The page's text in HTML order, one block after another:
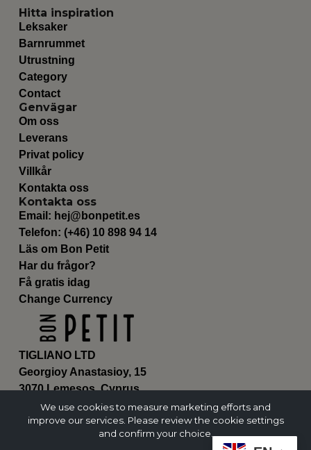
TIGLIANO LTD
Georgioy Anastasioy, 15
3070 Lemesos, Cyprus
ΗΕ 430179
Hitta inspiration
Leksaker
Barnrummet
Utrustning
Category
Contact
Genvägar
Om oss
Leverans
Privat policy
Villkår
Kontakta oss
Kontakta oss
Email: hej@bonpetit.es
Telefon: (+46) 10 898 94 14
Läs om Bon Petit
Har du frågor?
Få gratis idag
Change Currency
We use cookies to measure marketing efforts and
improve our services. Please review the cookie settings
and confirm your choice.